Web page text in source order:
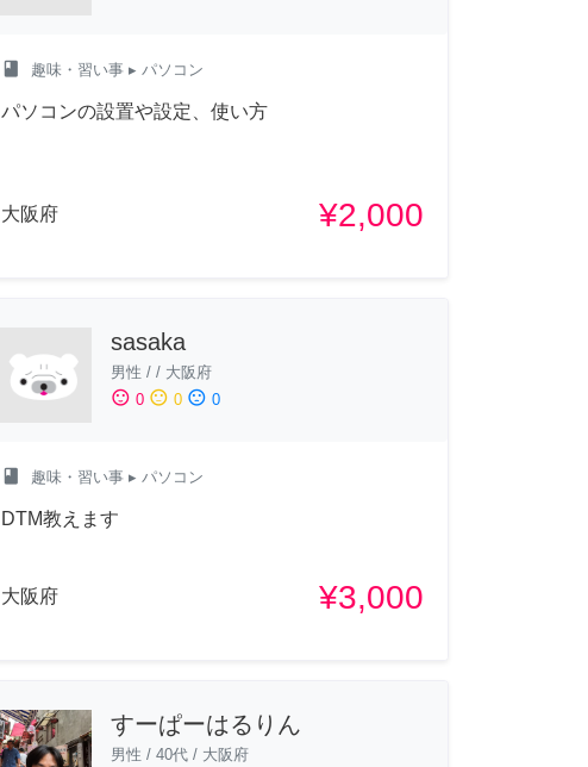
class 趣味・習い事▸ パソコン
パソコンの設置や設定、使い方
大阪府 ¥2,000
sasaka
男性 / / 大阪府
sentiment_satisfied 0 sentiment_neutral 0 sentiment_dissatisfied 0
class 趣味・習い事▸ パソコン
DTM教えます
大阪府 ¥3,000
すーぱーはるりん
男性 / 40代/ 大阪府